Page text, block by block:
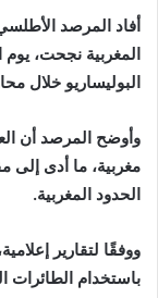
ل
د
ا
ر
أفاد المرصد
المغربية نجحت، يوم
البوليساريو خلال
وأوضح المرصد أن
مغربية، ما أدى إلى
الحدود المغربية.
ووفقًا لتقارير
باستخدام الطائرات